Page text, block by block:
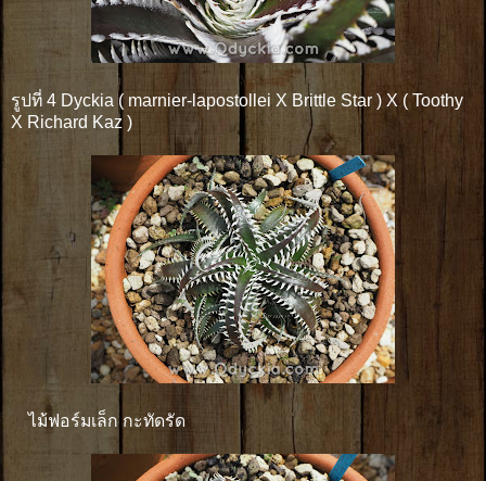
รูปที่ 4 Dyckia ( marnier-lapostollei X Brittle Star ) X ( Toothy
X Richard Kaz )
ไม้ฟอร์มเล็ก กะทัดรัด